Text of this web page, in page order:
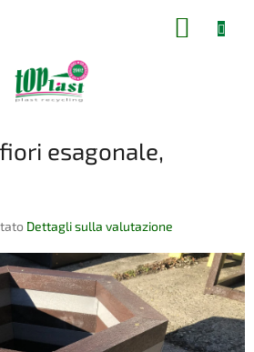
esagonale,
Dettagli sulla valutazione